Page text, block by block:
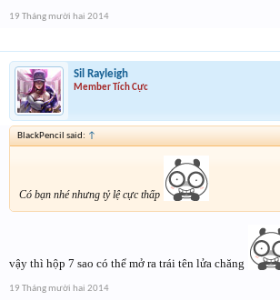
19 Tháng mười hai 2014
Sil Rayleigh
Member Tích Cực
BlackPencil said: ↑
Có bạn nhé nhưng tỷ lệ cực thấp
vậy thì hộp 7 sao có thể mở ra trái tên lửa chăng
19 Tháng mười hai 2014